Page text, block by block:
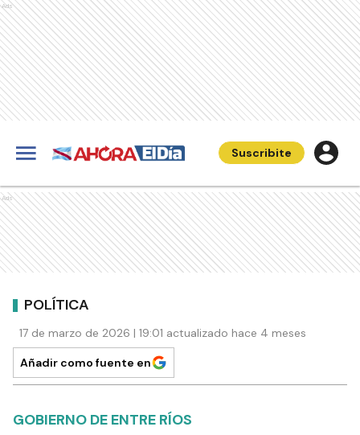
Ads
Suscribite
Ads
POLÍTICA
17 de marzo de 2026 | 19:01 actualizado hace 4 meses
Añadir como fuente en
GOBIERNO DE ENTRE RÍOS